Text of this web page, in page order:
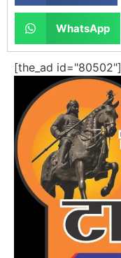
WhatsApp
[the_ad id="80502"]